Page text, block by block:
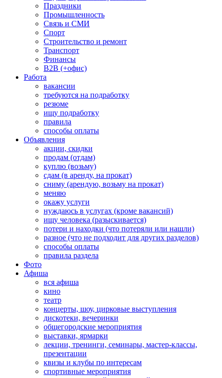
Праздники
Промышленность
Связь и СМИ
Спорт
Строительство и ремонт
Транспорт
Финансы
B2B (+офис)
Работа
вакансии
требуются на подработку
резюме
ищу подработку
правила
способы оплаты
Объявления
акции, скидки
продам (отдам)
куплю (возьму)
сдам (в аренду, на прокат)
сниму (арендую, возьму на прокат)
меняю
окажу услуги
нуждаюсь в услугах (кроме вакансий)
ищу человека (разыскивается)
потери и находки (что потеряли или нашли)
разное (что не подходит для других разделов)
способы оплаты
правила раздела
Фото
Афиша
вся афиша
кино
театр
концерты, шоу, цирковые выступления
дискотеки, вечеринки
общегородские мероприятия
выставки, ярмарки
лекции, тренинги, семинары, мастер-классы,
презентации
квизы и клубы по интересам
спортивные мероприятия